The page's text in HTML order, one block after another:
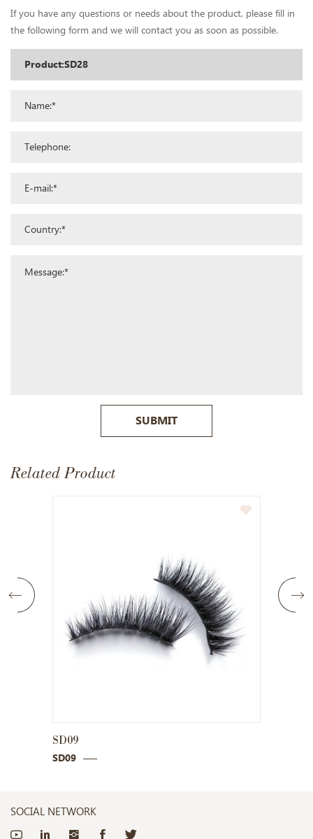
If you have any questions or needs about the product, please fill in
the following form and we will contact you as soon as possible.
SUBMIT
Related Product
SD20
SD20
SOCIAL NETWORK